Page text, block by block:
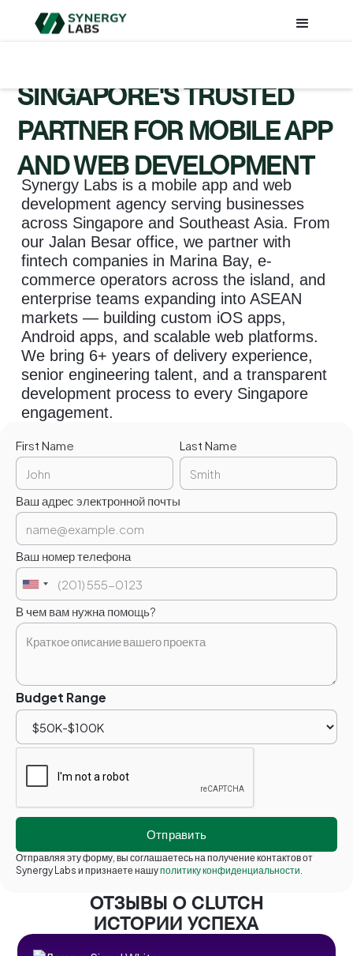
SINGAPORE'S TRUSTED
PARTNER FOR MOBILE APP
AND WEB DEVELOPMENT
Synergy Labs is a mobile app and web
development agency serving businesses
across Singapore and Southeast Asia. From
our Jalan Besar office, we partner with
fintech companies in Marina Bay, e-
commerce operators across the island, and
enterprise teams expanding into ASEAN
markets — building custom iOS apps,
Android apps, and scalable web platforms.
We bring 6+ years of delivery experience,
senior engineering talent, and a transparent
development process to every Singapore
engagement.
First Name Last Name
Ваш адрес электронной почты
Ваш номер телефона
В чем вам нужна помощь?
Budget Range
Отправляя эту форму, вы соглашаетесь на получение контактов от
Synergy Labs и признаете нашуполитику конфиденциальности
ОТЗЫВЫ О CLUTCH
ИСТОРИИ УСПЕХА